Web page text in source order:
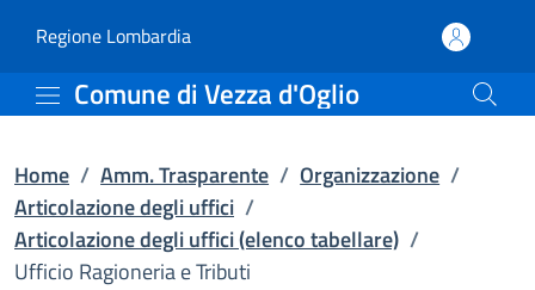
Ufficio Ragioneria e
Regione Lombardia(apre in un'altra scheda).
Comune di Vezza d'Oglio
Home / Amm. Trasparente / Organizzazione /
Articolazione degli uffici /
Articolazione degli uffici (elenco tabellare) /
Ufficio Ragioneria e Tributi